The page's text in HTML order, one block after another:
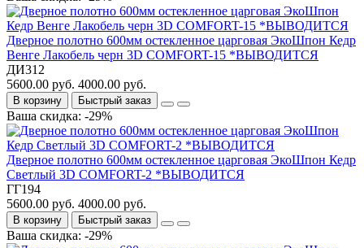
Дверное полотно 600мм остекленное царговая ЭкоШпон Кедр
Венге Лакобель черн 3D COMFORT-15 *ВЫВОДИТСЯ
ДИ312
5600.00 руб. 4000.00 руб.
В корзину Быстрый заказ
Ваша скидка: -29%
Дверное полотно 600мм остекленное царговая ЭкоШпон Кедр
Светлый 3D COMFORT-2 *ВЫВОДИТСЯ
ГГ194
5600.00 руб. 4000.00 руб.
В корзину Быстрый заказ
Ваша скидка: -29%